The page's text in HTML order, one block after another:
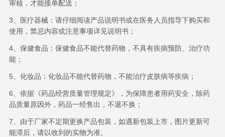
审核，才能接单配送；
3、医疗器械：请仔细阅读产品说明书或在医务人员指导下购买和
使用，禁忌内容或注意事项详见说明书；
4、保健食品：保健食品不能代替药物，不具有疾病预防、治疗功
能；
5、化妆品：化妆品不能代替药物，不能治疗皮肤病等疾病；
6、依据《药品经营质量管理规定》，为保障患者用药安全，除药
品质量原因外，药品一经售出，不退不换；
7、由于厂家不定期更换产品包装，如遇新包装上市，图片更新可
能滞后，请以收到的实物为准。